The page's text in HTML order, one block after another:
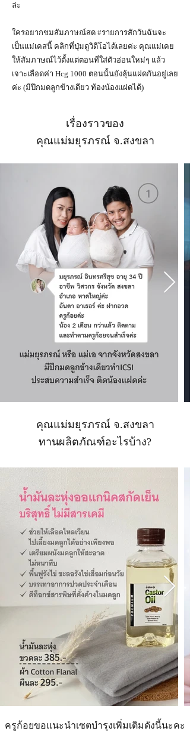
ล่ะ
ใครอยากชมสัมภาษณ์สด #รายการสักวันฉันจะ
เป็นแม่เคสนี้ คลิกที่ปุ่มดูวิดีโอได้เลยค่ะ คุณแม่เคย
ให้สัมภาษณ์ไว้ตั้งแต่ตอนที่ใส่ตัวอ่อนใหม่ๆ แล้ว
เจาะเลือดค่า Hcg 1000 ตอนนั้นยังลุ้นแฝดกันอยู่เลย
ค่ะ (มีปีกมดลูก​ข้างเดียว​ ท้องน้องแฝดได้)
เรื่องราวของ
คุณแม่มยุรภรณ์ จ.สงขลา
คุณแม่มยุรภรณ์ จ.สงขลา
ทานผลิตภัณฑ์อะไรบ้าง?
ครูก้อยขอแนะนำเซตบำรุงเพิ่มเติมดังนี้นะคะ